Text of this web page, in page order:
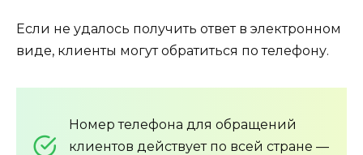
Если не удалось получить ответ в электронном
виде, клиенты могут обратиться по телефону.
Номер телефона для обращений
клиентов действует по всей стране —